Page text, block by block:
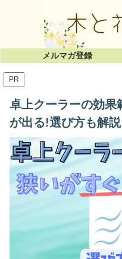
メルマガ登録
PR
卓上クーラーの効果
が出る!選び方も解説